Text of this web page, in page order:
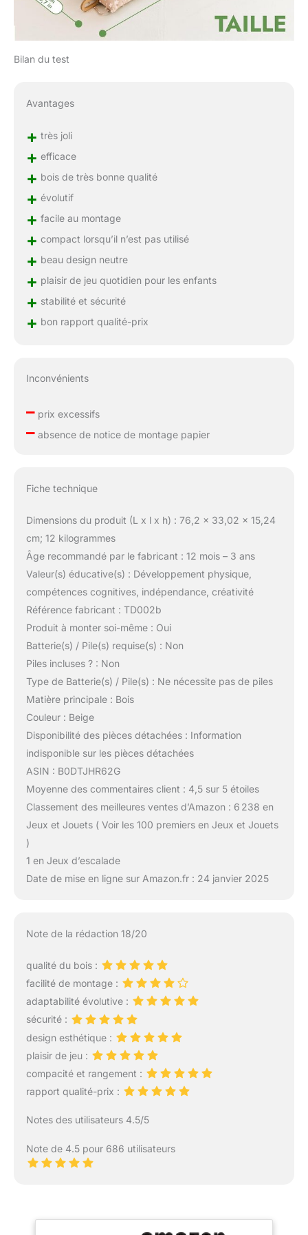
Bilan du test
Avantages
+ très joli
+ efficace
+ bois de très bonne qualité
+ évolutif
+ facile au montage
+ compact lorsqu’il n’est pas utilisé
+ beau design neutre
+ plaisir de jeu quotidien pour les enfants
+ stabilité et sécurité
+ bon rapport qualité-prix
Inconvénients
–prix excessifs
–absence de notice de montage papier
Fiche technique
Dimensions du produit (L x l x h) : 76,2 x 33,02 x 15,24
cm; 12 kilogrammes
Âge recommandé par le fabricant : 12 mois – 3 ans
Valeur(s) éducative(s) : Développement physique,
compétences cognitives, indépendance, créativité
Référence fabricant : TD002b
Produit à monter soi-même : Oui
Batterie(s) / Pile(s) requise(s) : Non
Piles incluses ? : Non
Type de Batterie(s) / Pile(s) : Ne nécessite pas de piles
Matière principale : Bois
Couleur : Beige
Disponibilité des pièces détachées : Information
indisponible sur les pièces détachées
ASIN : B0DTJHR62G
Moyenne des commentaires client : 4,5 sur 5 étoiles
Classement des meilleures ventes d’Amazon : 6 238 en
Jeux et Jouets ( Voir les 100 premiers en Jeux et Jouets
)
1 en Jeux d’escalade
Date de mise en ligne sur Amazon.fr : 24 janvier 2025
Note de la rédaction 18/20
qualité du bois :
facilité de montage :
adaptabilité évolutive :
sécurité :
design esthétique :
plaisir de jeu :
compacité et rangement :
rapport qualité-prix :
Notes des utilisateurs 4.5/5
Note de 4.5 pour 686 utilisateurs